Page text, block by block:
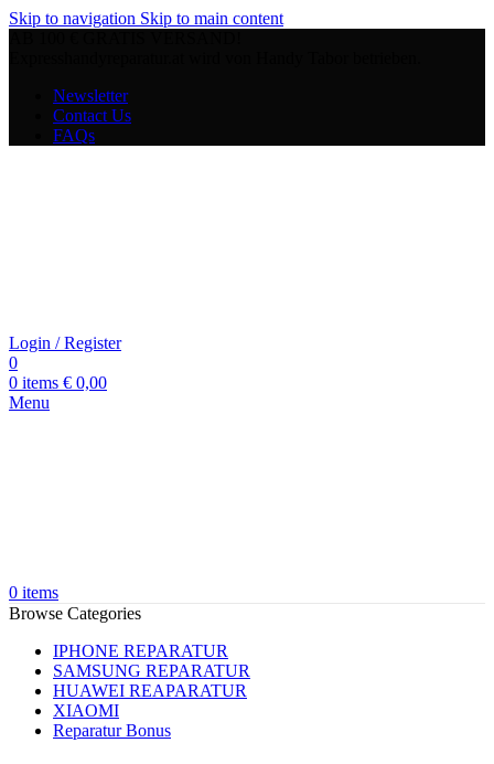
Skip to navigation Skip to main content
Newsletter
Contact Us
FAQs
Login / Register
0
0 items € 0,00
Menu
0 items
Browse Categories
IPHONE REPARATUR
SAMSUNG REPARATUR
HUAWEI REAPARATUR
XIAOMI
Reparatur Bonus